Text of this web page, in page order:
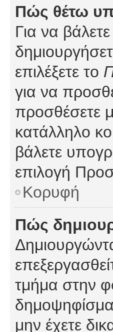
Πώς θέτω
Για να
επιλέξετε το
για να
προσθέσετε
κατάλληλο
βάλετε
επιλογή
Κορυφή
Πώς
τμήμα στην
μην έχετε